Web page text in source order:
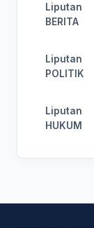
Liputan
BERITA
Liputan
POLITIK
Liputan
HUKUM